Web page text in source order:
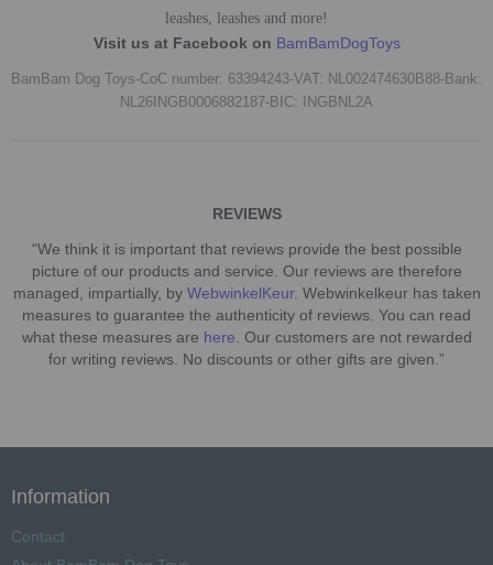
leashes, leashes and more!
Visit us at Facebook on BamBamDogToys
BamBam Dog Toys-CoC number: 63394243-VAT: NL002474630B88-Bank:
NL26INGB0006882187-BIC: INGBNL2A
REVIEWS
“We think it is important that reviews provide the best possible
picture of our products and service. Our reviews are therefore
managed, impartially, by WebwinkelKeur. Webwinkelkeur has taken
measures to guarantee the authenticity of reviews. You can read
what these measures are here . Our customers are not rewarded
for writing reviews. No discounts or other gifts are given.”
Information
Contact